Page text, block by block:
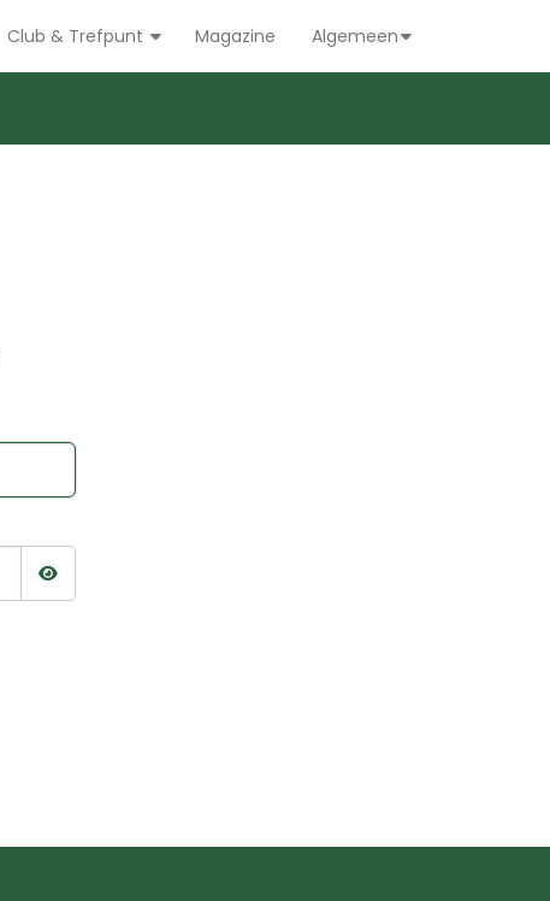
Club & Trefpunt Magazine Algemeen
Wachtwoord tonen